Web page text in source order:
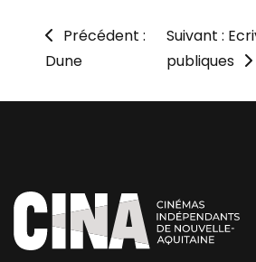
Précédent :
Dune
Suivant :
publiques